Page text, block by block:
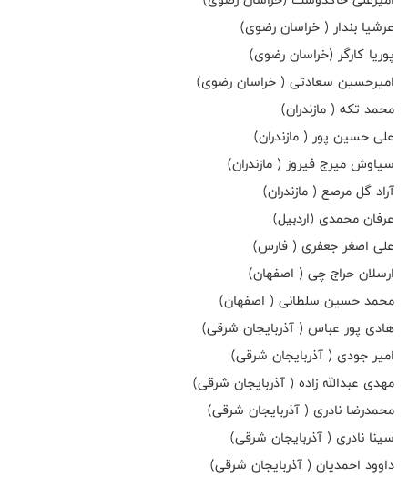
عرشیا بندار ( خراسان رضوی)
پوریا کارگر (خراسان رضوی)
امیرحسین سعادتی ( خراسان رضوی)
محمد تکه ( مازندران)
علی حسین پور ( مازندران)
سیاوش میر‌ج فیروز ( مازندران)
آراد گل مرصع ( مازندران)
عرفان محمدی (اردبیل)
علی اصغر جعفری ( فارس)
ارسلان حراج چی ( اصفهان)
محمد حسین سلطانی ( اصفهان)
هادی پور عباس ( آذربایجان شرقی)
امیر جودی ( آذربایجان شرقی)
مهدی عبدالله زاده ( آذربایجان شرقی)
محمدرضا نادری ( آذربایجان شرقی)
سینا نادری ( آذربایجان شرقی)
داوود احمدیان ( آذربایجان شرقی)